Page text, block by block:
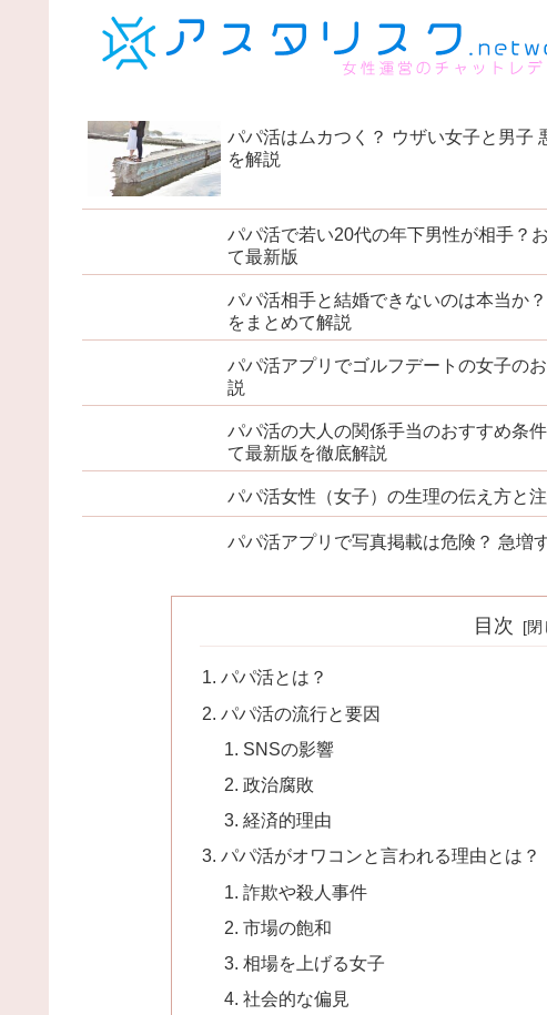
パパ活はムカつく？ ウザい女子と男子
を解説
パパ活で若い20代の年下男性が相手？
て最新版
パパ活相手と結婚できないのは本当か
をまとめて解説
パパ活アプリでゴルフデートの女子の
説
パパ活の大人の関係手当のおすすめ条
て最新版を徹底解説
パパ活女性（女子）の生理の伝え方と
パパ活アプリで写真掲載は危険？ 急増
目次
パパ活とは？
パパ活の流行と要因
SNSの影響
政治腐敗
経済的理由
パパ活がオワコンと言われる理由とは？
詐欺や殺人事件
市場の飽和
相場を上げる女子
社会的な偏見